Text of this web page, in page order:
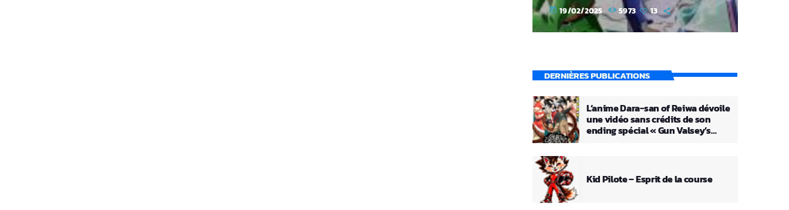
today 19/02/2025 5973 13
DERNIÈRES PUBLICATIONS
L’anime Dara-san of Reiwa dévoile
une vidéo sans crédits de son
ending spécial « Gun Valsey’s
Kid Pilote – Esprit de la course